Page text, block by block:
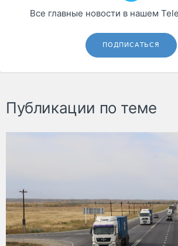
Все главные новости в нашем
ПОДПИСАТЬСЯ
Публикации по теме